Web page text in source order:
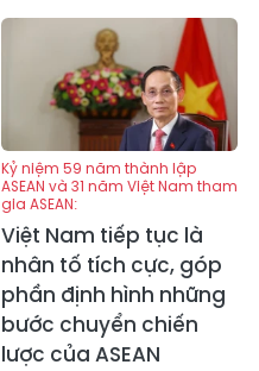
Kỷ niệm 59 năm thành lập
ASEAN và 31 năm Việt Nam tham
gia ASEAN:
Việt Nam tiếp tục là
nhân tố tích cực, góp
phần định hình những
bước chuyển chiến
lược của ASEAN